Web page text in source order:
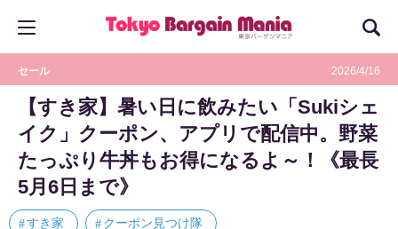
セール 2026/4/16
【すき家】暑い日に飲みたい「Sukiシェ
イク」クーポン、アプリで配信中。野菜
たっぷり牛丼もお得になるよ～！《最長
5月6日まで》
すき家 クーポン見つけ隊